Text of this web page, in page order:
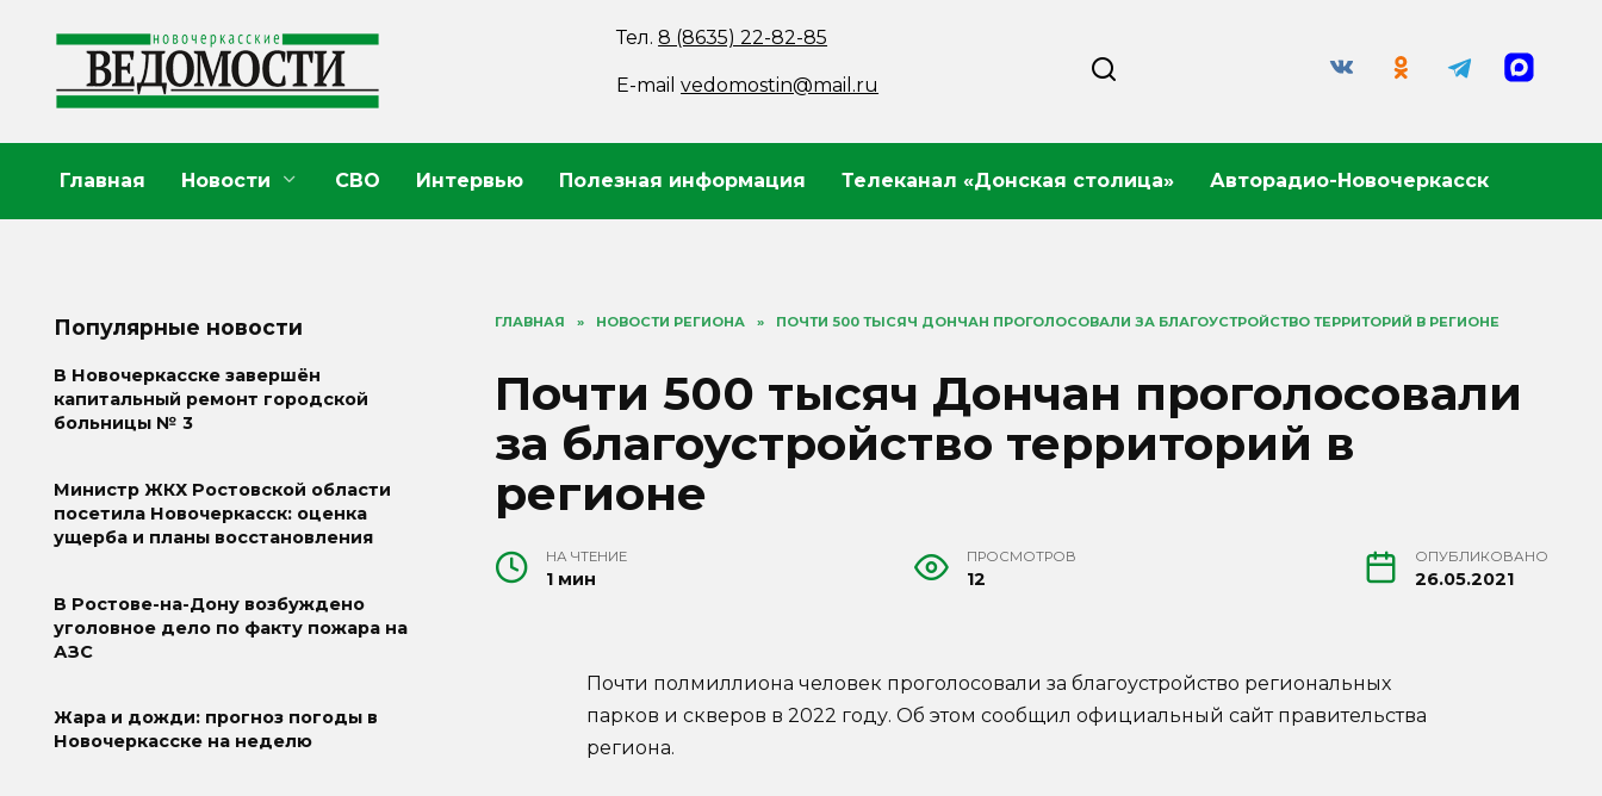
содержанию
Тел.8 (8635) 22-82-85
E-mailvedomostin@mail.ru
Главная Новости СВО Интервью Полезная информация Телеканал «Донская столица» Авторадио-Новочеркасск
ГЛАВНАЯ » НОВОСТИ РЕГИОНА » ПОЧТИ 500 ТЫСЯЧ ДОНЧАН ПРОГОЛОСОВАЛИ ЗА БЛАГОУСТРОЙСТВО ТЕРРИТОРИЙ В РЕГИОНЕ
Почти 500 тысяч Дончан проголосовали
за благоустройство территорий в
регионе
НА ЧТЕНИЕ
1 мин
ПРОСМОТРОВ
12
ОПУБЛИКОВАНО
26.05.2021
Почти полмиллиона человек проголосовали за благоустройство региональных
парков и скверов в 2022 году. Об этом сообщил официальный сайт правительства
региона.
Популярные новости
В Новочеркасске завершён
капитальный ремонт городской
больницы № 3
Министр ЖКХ Ростовской области
посетила Новочеркасск: оценка
ущерба и планы восстановления
В Ростове-на-Дону возбуждено
уголовное дело по факту пожара на
АЗС
Жара и дожди: прогноз погоды в
Новочеркасске на неделю